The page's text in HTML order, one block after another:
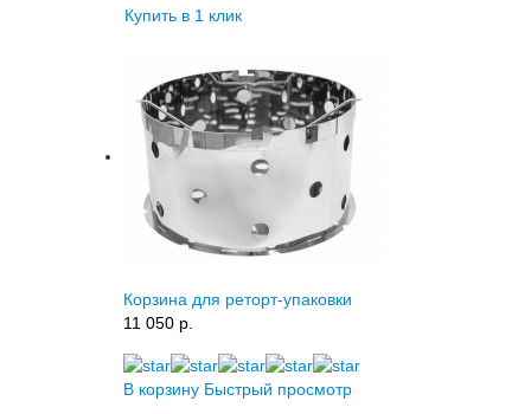
Купить в 1 клик
Корзина для реторт-упаковки
11 050 p.
В корзину Быстрый просмотр